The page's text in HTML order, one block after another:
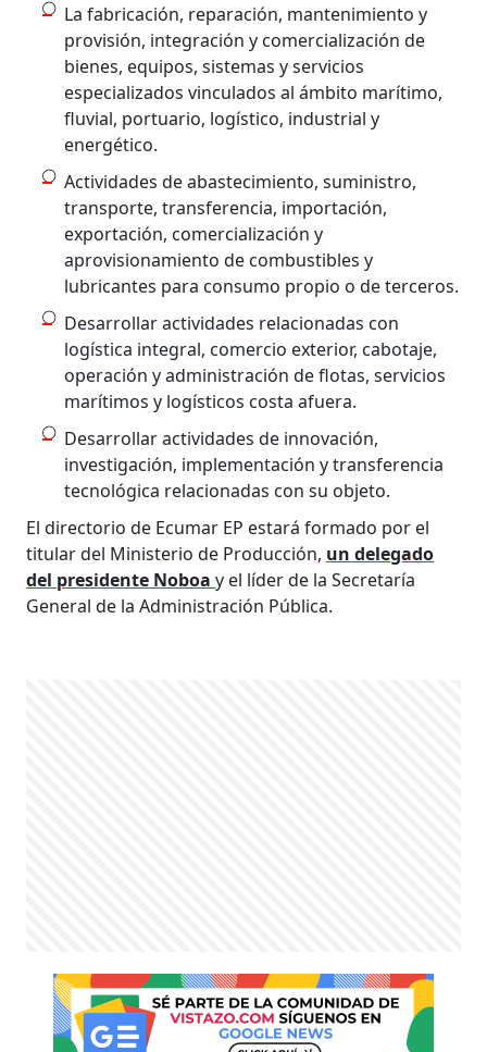
La fabricación, reparación, mantenimiento y
provisión, integración y comercialización de
bienes, equipos, sistemas y servicios
especializados vinculados al ámbito marítimo,
fluvial, portuario, logístico, industrial y
energético.
Actividades de abastecimiento, suministro,
transporte, transferencia, importación,
exportación, comercialización y
aprovisionamiento de combustibles y
lubricantes para consumo propio o de terceros.
Desarrollar actividades relacionadas con
logística integral, comercio exterior, cabotaje,
operación y administración de flotas, servicios
marítimos y logísticos costa afuera.
Desarrollar actividades de innovación,
investigación, implementación y transferencia
tecnológica relacionadas con su objeto.
El directorio de Ecumar EP estará formado por el
titular del Ministerio de Producción, un delegado
del presidente Noboay el líder de la Secretaría
General de la Administración Pública.